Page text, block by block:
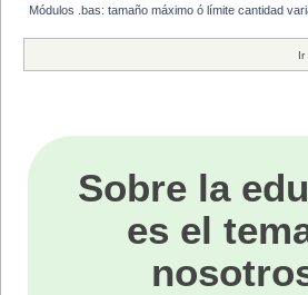
Módulos .bas: tamaño máximo ó límite cantidad
Sobre la
es el